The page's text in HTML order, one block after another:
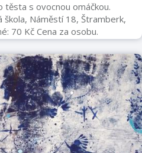
těsta s ovocnou omáčkou.
škola, Náměstí 18, Štramberk,
70 Kč Cena za osobu.
nouzi zdarma.